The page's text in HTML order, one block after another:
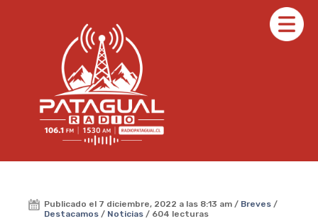
Publicado el 7 diciembre, 2022 a las 8:13 am / Breves /
Destacamos / Noticias / 604 lecturas